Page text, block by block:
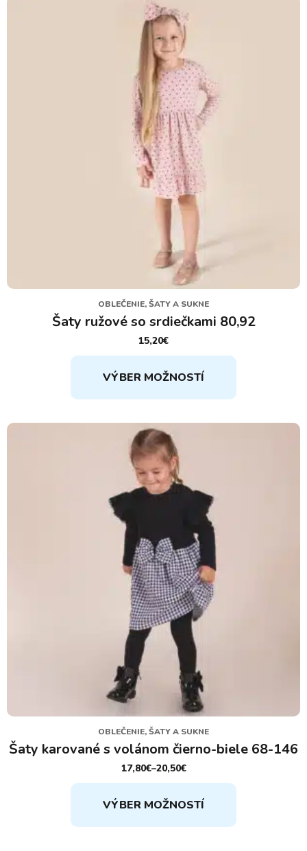
OBLEČENIE, ŠATY A SUKNE
Šaty ružové so srdiečkami 80,92
15,20€
VÝBER MOŽNOSTÍ
Tento
produkt
má
OBLEČENIE, ŠATY A SUKNE
Šaty karované s volánom čierno-biele 68-146
17,80€–20,50€
PRICE
RANGE:
THROUGH
VÝBER MOŽNOSTÍ
Tento
produkt
má